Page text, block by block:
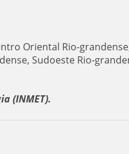
Oriental Rio-
Sudoeste Rio-
(INMET).